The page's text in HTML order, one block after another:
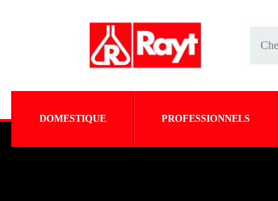
DOMESTIQUE PROFESSIONNELS